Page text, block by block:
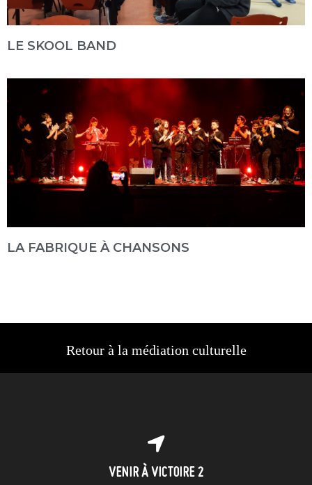
LE SKOOL BAND
LA FABRIQUE À CHANSONS
Retour à la médiation culturelle
VENIR À VICTOIRE 2